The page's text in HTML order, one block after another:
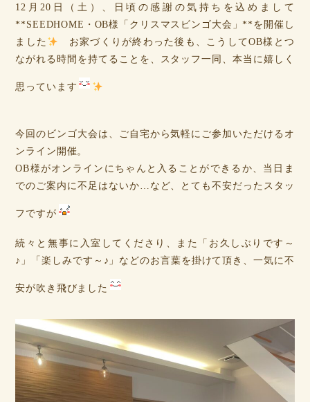
12月20日（土）、日頃の感謝の気持ちを込めまして
**SEEDHOME・OB様「クリスマスビンゴ大会」**を開催し
ました
お家づくりが終わった後も、こうしてOB様とつ
ながれる時間を持てることを、スタッフ一同、本当に嬉しく
思っています
今回のビンゴ大会は、ご自宅から気軽にご参加いただけるオ
ンライン開催。
OB様がオンラインにちゃんと入ることができるか、当日ま
でのご案内に不足はないか…など、とても不安だったスタッ
フですが
続々と無事に入室してくださり、また「お久しぶりです～
♪」「楽しみです～♪」などのお言葉を掛けて頂き、一気に不
安が吹き飛びました